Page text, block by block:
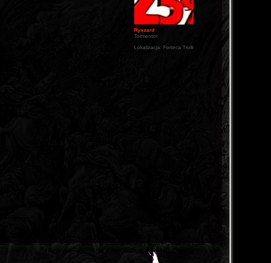
Ryszard
Tormentor
Lokalizacja: Forteca Trolli